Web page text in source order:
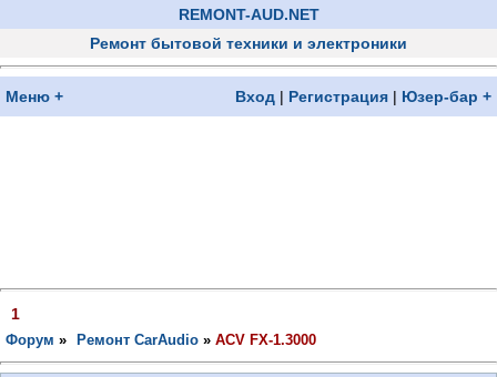
REMONT-AUD.NET
Ремонт бытовой техники и электроники
Меню + Вход | Регистрация | Юзер-бар +
1
Форум » Ремонт CarAudio » ACV FX-1.3000